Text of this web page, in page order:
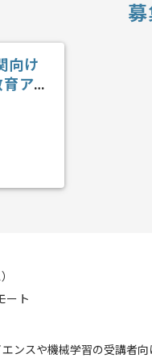
向け
アプ
ート
ンスや機械学習の受講者向